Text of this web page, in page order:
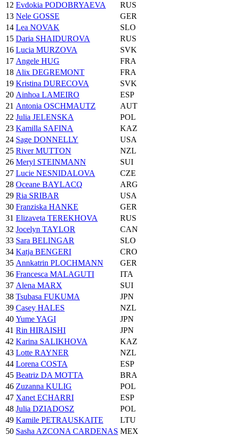
12 Evdokia PODOBRYAEVA
RUS
13 Nele GOSSE
GER
14 Lea NOVAK
SLO
15 Daria SHAIDUROVA
RUS
16 Lucia MURZOVA
SVK
17 Angele HUG
FRA
18 Alix DEGREMONT
FRA
19 Kristina DURECOVA
SVK
20 Ainhoa LAMEIRO
ESP
21 Antonia OSCHMAUTZ
AUT
22 Julia JELENSKA
POL
23 Kamilla SAFINA
KAZ
24 Sage DONNELLY
USA
25 River MUTTON
NZL
26 Meryl STEINMANN
SUI
27 Lucie NESNIDALOVA
CZE
28 Oceane BAYLACQ
ARG
29 Ria SRIBAR
USA
30 Franziska HANKE
GER
31 Elizaveta TEREKHOVA
RUS
32 Jocelyn TAYLOR
CAN
33 Sara BELINGAR
SLO
34 Katja BENGERI
CRO
35 Annkatrin PLOCHMANN
GER
36 Francesca MALAGUTI
ITA
37 Alena MARX
SUI
38 Tsubasa FUKUMA
JPN
39 Casey HALES
NZL
40 Yume YAGI
JPN
41 Rin HIRAISHI
JPN
42 Karina SALIKHOVA
KAZ
43 Lotte RAYNER
NZL
44 Lorena COSTA
ESP
45 Beatriz DA MOTTA
BRA
46 Zuzanna KULIG
POL
47 Xanet ECHARRI
ESP
48 Julia DZIADOSZ
POL
49 Kamile PETRAUSKAITE
LTU
50 Sasha AZCONA CARDENAS MEX